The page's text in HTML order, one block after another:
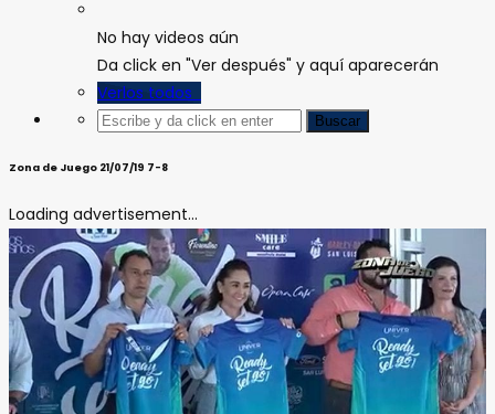
No hay videos aún
Da click en "Ver después" y aquí aparecerán
Verlos todos
Zona de Juego 21/07/19 7-8
Loading advertisement...